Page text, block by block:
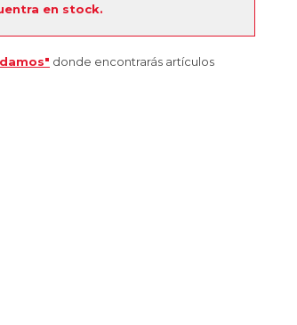
en stock.
donde encontrarás artículos